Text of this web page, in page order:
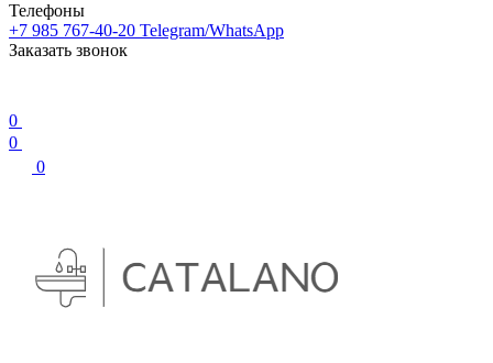
Телефоны
+7 985 767-40-20 Telegram/WhatsApp
Заказать звонок
0
0
0